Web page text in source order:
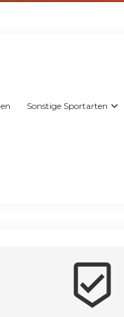
Sonstige Sportarten
beenhere